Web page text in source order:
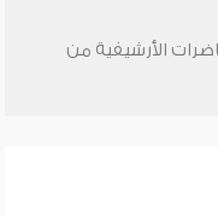
الأرشيفية من